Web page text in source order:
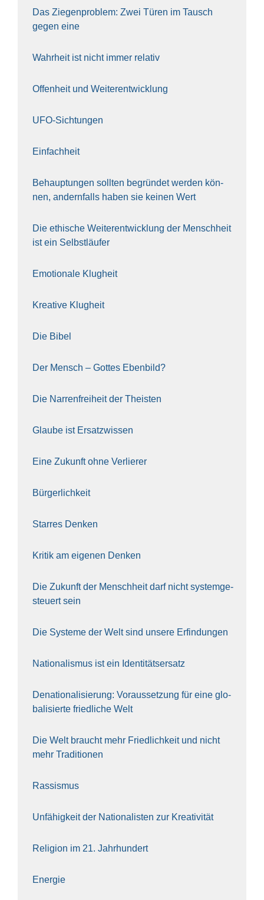
Das Zie­gen­pro­blem: Zwei Türen im Tausch
gegen eine
Wahr­heit ist nicht immer rela­tiv
Offen­heit und Wei­ter­ent­wick­lung
UFO-Sich­tun­gen
Ein­fach­heit
Behaup­tun­gen soll­ten begrün­det wer­den kön­
nen, andern­falls haben sie kei­nen Wert
Die ethi­sche Wei­ter­ent­wick­lung der Mensch­heit
ist ein Selbst­läu­fer
Emo­tio­na­le Klug­heit
Krea­ti­ve Klug­heit
Die Bibel
Der Mensch – Got­tes Eben­bild?
Die Nar­ren­frei­heit der The­is­ten
Glau­be ist Ersatz­wis­sen
Eine Zukunft ohne Ver­lie­rer
Bür­ger­lich­keit
Star­res Den­ken
Kri­tik am eige­nen Den­ken
Die Zukunft der Mensch­heit darf nicht sys­tem­ge­
steu­ert sein
Die Sys­te­me der Welt sind unse­re Erfin­dun­gen
Natio­na­lis­mus ist ein Iden­ti­täts­er­satz
Dena­tio­na­li­sie­rung: Vor­aus­set­zung für eine glo­
ba­li­sier­te fried­li­che Welt
Die Welt braucht mehr Fried­lich­keit und nicht
mehr Tra­di­tio­nen
Ras­sis­mus
Unfä­hig­keit der Natio­na­lis­ten zur Krea­ti­vi­tät
Reli­gi­on im 21. Jahr­hun­dert
Ener­gie